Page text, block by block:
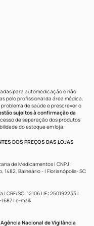
para automedicação e não
pelo profissional da área médica.
de saúde e prescrever o
sujeitos à confirmação da
de separação dos produtos
do estoque em loja.
DOS PREÇOS DAS LOJAS
de Medicamentos | CNPJ:
1482, Balneário - | Florianópolis- SC
CRF/SC: 12106 | IE: 250192233 |
| e-mail:
Nacional de Vigilância